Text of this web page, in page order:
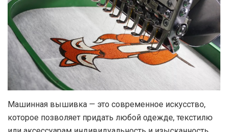
Машинная вышивка — это современное искусство,
которое позволяет придать любой одежде, текстилю